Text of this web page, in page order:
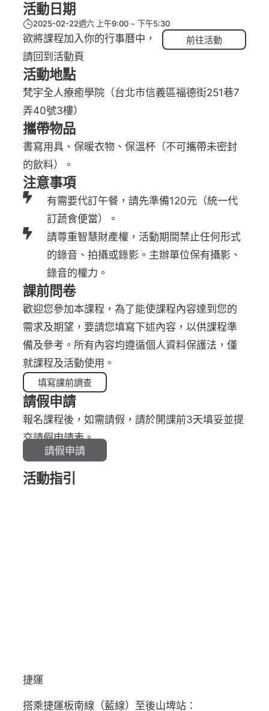
活動日期
2025-02-22週六 上午9:00 下午5:30
欲將課程加入你的行事曆中，
請回到活動頁
前往活動
活動地點
梵宇全人療癒學院（台北市信義區福德街251巷7
弄40號3樓）
攜帶物品
書寫用具、保暖衣物、保溫杯（不可攜帶未密封
的飲料）。
注意事項
有需要代訂午餐，請先準備120元（統一代
訂蔬食便當）。
請尊重智慧財產權，活動期間禁止任何形式
的錄音、拍攝或錄影。主辦單位保有攝影、
錄音的權力。
課前問卷
歡迎您參加本課程，為了能使課程內容達到您的
需求及期望，要請您填寫下述內容，以供課程準
備及參考。所有內容均遵循個人資料保護法，僅
就課程及活動使用。
填寫課前調查
請假申請
報名課程後，如需請假，請於開課前3天填妥並提
交請假申請表。
請假申請
活動指引
捷運
搭乘捷運板南線（藍線）至後山埤站：